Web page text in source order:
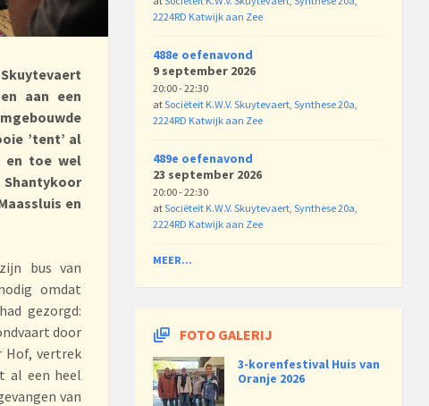
aan een
’tent’ al
en toe wel
en
bus van
omdat
gezorgd:
door
Hof, vertrek
al een heel
van
2224RD Katwijk aan Zee
488e oefenavond
9 september 2026
20:00 - 22:30
atSociëteit K.W.V. Skuytevaert, Synthese 20a,
2224RD Katwijk aan Zee
489e oefenavond
23 september 2026
20:00 - 22:30
atSociëteit K.W.V. Skuytevaert, Synthese 20a,
2224RD Katwijk aan Zee
MEER...
FOTO GALERIJ
3-korenfestival Huis van
Oranje 2026